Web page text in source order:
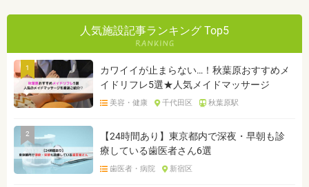
人気施設記事ランキング Top5
1
カワイイが止まらない…！秋葉原おすすめメ
イドリフレ5選★人気メイドマッサージ
美容・健康 千代田区 秋葉原駅
2
【24時間あり】東京都内で深夜・早朝も診
療している歯医者さん6選
歯医者・病院 新宿区